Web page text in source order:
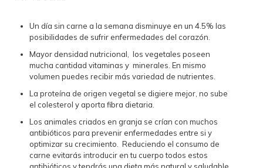
Un día sin carne a la semana disminuye en un 4.5% las
posibilidades de sufrir enfermedades del corazón.
Mayor densidad nutricional, los vegetales poseen
mucha cantidad vitaminas y minerales. En mismo
volumen puedes recibir más variedad de nutrientes.
La proteína de origen vegetal se digiere mejor, no sube
el colesterol y aporta fibra dietaria.
Los animales criados en granja se crían con muchos
antibióticos para prevenir enfermedades entre si y
optimizar su crecimiento. Reduciendo el consumo de
carne evitarás introducir en tu cuerpo todos estos